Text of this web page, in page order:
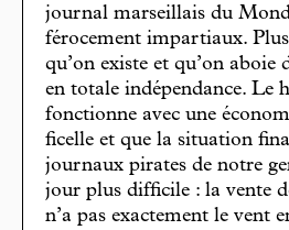
journal marseillais du
férocement impartiaux.
qu’on existe et qu’on aboie
en totale indépendance. Le
fonctionne avec une
ficelle et que la situation
journaux pirates de notre
jour plus difficile : la vente
n’a pas exactement le vent